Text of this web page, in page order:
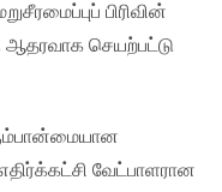
பிரிவின்
ஆதரவாக செயற்பட்டு
வேட்பாளரான